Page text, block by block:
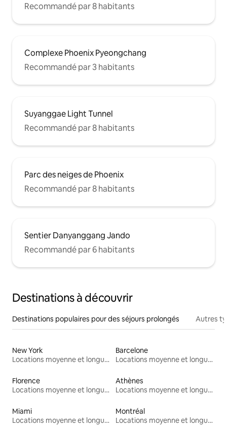
Recommandé par 8 habitants
Complexe Phoenix Pyeongchang
Recommandé par 3 habitants
Suyanggae Light Tunnel
Recommandé par 8 habitants
Parc des neiges de Phoenix
Recommandé par 8 habitants
Sentier Danyanggang Jando
Recommandé par 6 habitants
Destinations à découvrir
Destinations populaires pour des séjours prolongés Autres
New York
Locations moyenne et longue durée
Barcelone
Locations moyenne et longue durée
Florence
Locations moyenne et longue durée
Athènes
Locations moyenne et longue durée
Miami
Locations moyenne et longue durée
Montréal
Locations moyenne et longue durée